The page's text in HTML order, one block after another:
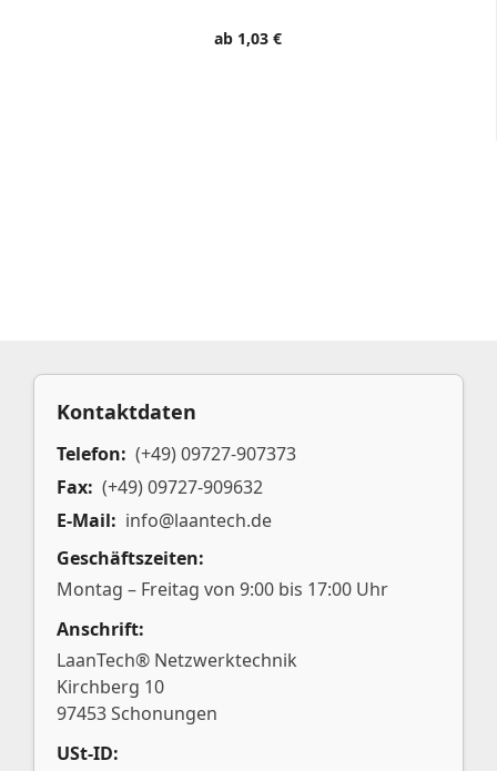
ab 1,03 €
Kontaktdaten
Telefon: (+49) 09727-907373
Fax: (+49) 09727-909632
E-Mail: info@laantech.de
Geschäftszeiten:
Montag – Freitag von 9:00 bis 17:00 Uhr
Anschrift:
LaanTech® Netzwerktechnik
Kirchberg 10
97453 Schonungen
USt-ID: